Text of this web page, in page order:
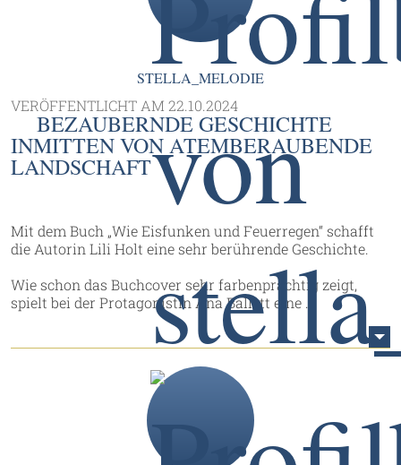
STELLA_MELODIE
VERÖFFENTLICHT AM 22.10.2024
BEZAUBERNDE GESCHICHTE
INMITTEN VON ATEMBERAUBENDE
LANDSCHAFT
Mit dem Buch „Wie Eisfunken und Feuerregen“ schafft
die Autorin Lili Holt eine sehr berührende Geschichte.
Wie schon das Buchcover sehr farbenprächtig zeigt,
spielt bei der Protagonistin Ana Ballett eine ...